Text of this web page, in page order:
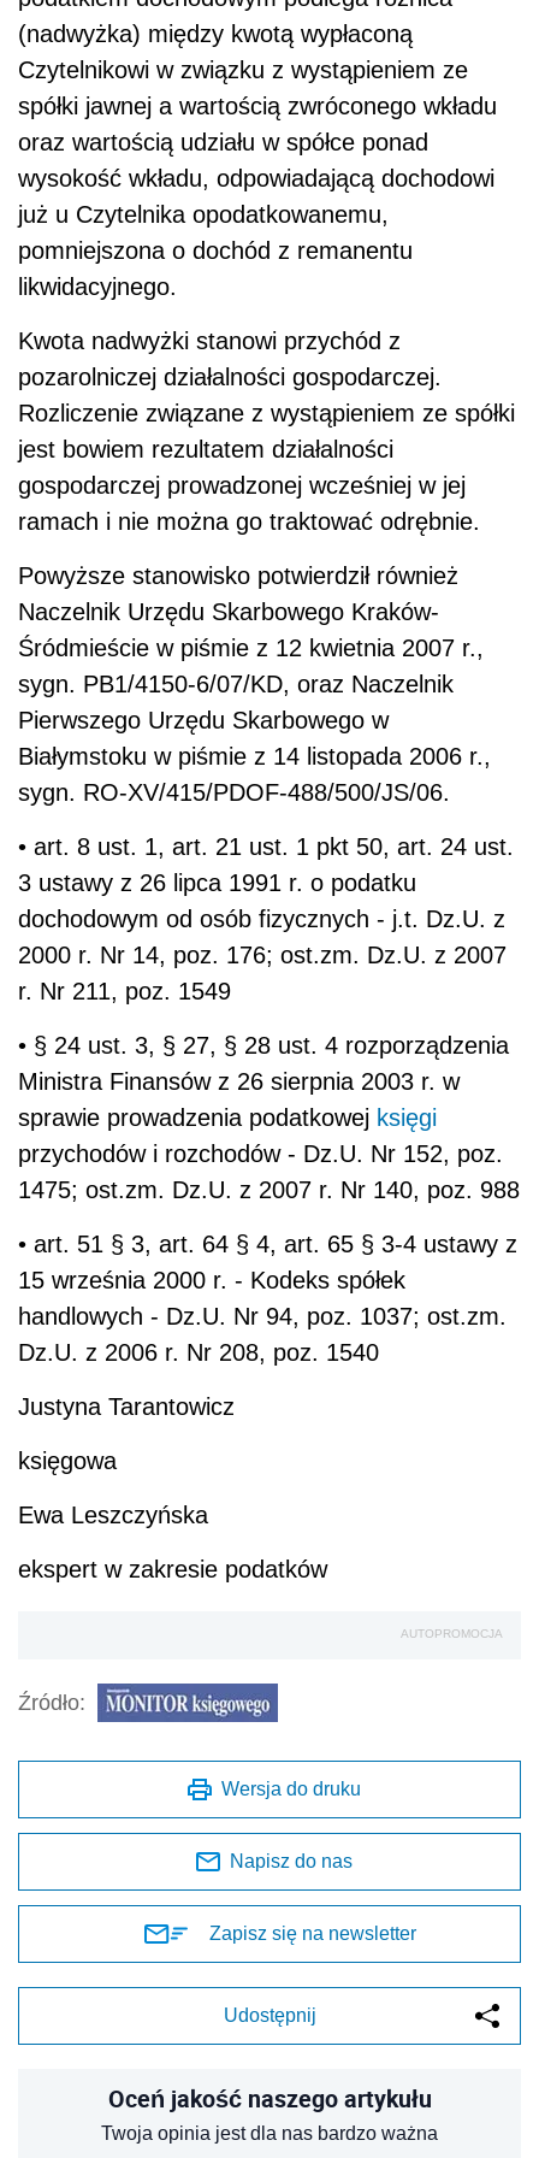
(nadwyżka) między kwotą wypłaconą
Czytelnikowi w związku z wystąpieniem ze
spółki jawnej a wartością zwróconego wkładu
oraz wartością udziału w spółce ponad
wysokość wkładu, odpowiadającą dochodowi
już u Czytelnika opodatkowanemu,
pomniejszona o dochód z remanentu
likwidacyjnego.
Kwota nadwyżki stanowi przychód z
pozarolniczej działalności gospodarczej.
Rozliczenie związane z wystąpieniem ze spółki
jest bowiem rezultatem działalności
gospodarczej prowadzonej wcześniej w jej
ramach i nie można go traktować odrębnie.
Powyższe stanowisko potwierdził również
Naczelnik Urzędu Skarbowego Kraków-
Śródmieście w piśmie z 12 kwietnia 2007 r.,
sygn. PB1/4150-6/07/KD, oraz Naczelnik
Pierwszego Urzędu Skarbowego w
Białymstoku w piśmie z 14 listopada 2006 r.,
sygn. RO-XV/415/PDOF-488/500/JS/06.
• art. 8 ust. 1, art. 21 ust. 1 pkt 50, art. 24 ust.
3 ustawy z 26 lipca 1991 r. o podatku
dochodowym od osób fizycznych - j.t. Dz.U. z
2000 r. Nr 14, poz. 176; ost.zm. Dz.U. z 2007
r. Nr 211, poz. 1549
• § 24 ust. 3, § 27, § 28 ust. 4 rozporządzenia
Ministra Finansów z 26 sierpnia 2003 r. w
sprawie prowadzenia podatkowej księgi
przychodów i rozchodów - Dz.U. Nr 152, poz.
1475; ost.zm. Dz.U. z 2007 r. Nr 140, poz. 988
• art. 51 § 3, art. 64 § 4, art. 65 § 3-4 ustawy z
15 września 2000 r. - Kodeks spółek
handlowych - Dz.U. Nr 94, poz. 1037; ost.zm.
Dz.U. z 2006 r. Nr 208, poz. 1540
Justyna Tarantowicz
księgowa
Ewa Leszczyńska
ekspert w zakresie podatków
AUTOPROMOCJA
Źródło:
Wersja do druku
Napisz do nas
Zapisz się na newsletter
Udostępnij
Oceń jakość naszego artykułu
Twoja opinia jest dla nas bardzo ważna